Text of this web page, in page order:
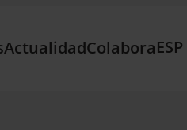
ActualidadColaboraESP